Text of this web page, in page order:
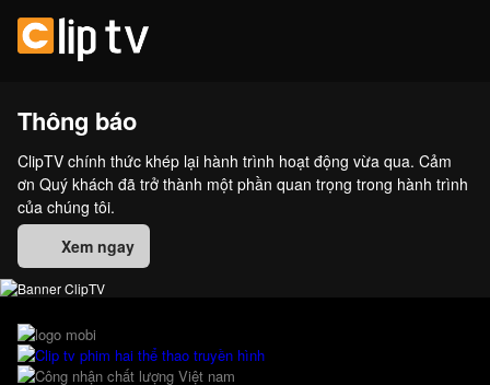
Thông báo
ClipTV chính thức khép lại hành trình hoạt động vừa qua. Cảm
ơn Quý khách đã trở thành một phần quan trọng trong hành trình
của chúng tôi.
Xem ngay